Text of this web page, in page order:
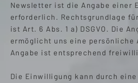
Newsletter ist die Angabe einer
erforderlich. Rechtsgrundlage
ist Art. 6 Abs. 1 a) DSGVO. Die
ermöglicht uns eine persönliche
Angabe ist entsprechend
Die Einwilligung kann durch eine